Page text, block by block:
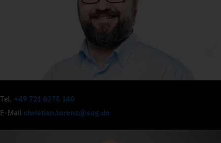
Tel. +49 721 6275 140
E-Mail christian.lorenz@sug.de